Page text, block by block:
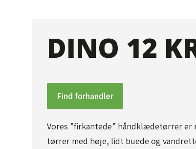
DINO 12
Find forhandler
Vores ”firkantede” håndklædetørrer er
tørrer med høje, lidt buede og